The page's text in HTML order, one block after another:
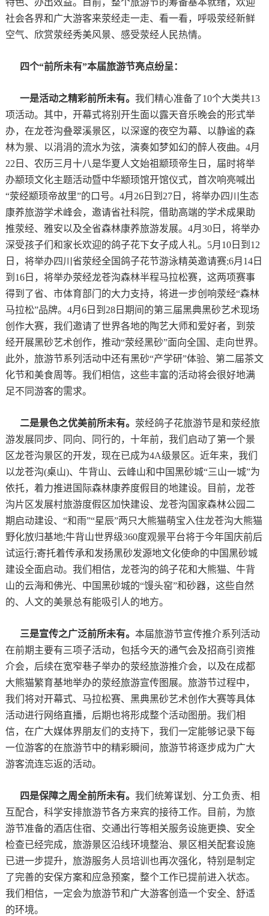
特色、办出效益。目前，整个旅游节的筹备基本就绪，欢迎
社会各界和广大游客来荥经走一走、看一看，呼吸荥经新鲜
空气、欣赏荥经秀美风景、感受荥经人民热情。
四个“前所未有”本届旅游节亮点纷呈：
一是活动之精彩前所未有。 我们精心准备了10个大类共13
项活动。其中，开幕式将别开生面以露天音乐晚会的形式举
办，在龙苍沟叠翠溪景区，以深邃的夜空为幕、以静谧的森
林为景、以涓涓的流水为弦，演奏如梦如幻的醉人夜曲。4月
22日、农历三月十八是华夏人文始祖颛顼帝生日，届时将举
办颛顼文化主题活动暨中华颛顼馆开馆仪式，首次响亮喊出
“荥经颛顼帝故里”的口号。4月26日到27日，将举办四川生态
康养旅游学术峰会，邀请省社科院，借助高端的学术成果助
推荥经、雅安以及全省森林康养旅游发展。4月30日，将举办
深受孩子们和家长欢迎的鸽子花下女子成人礼。5月10日到12
日，将举办四川省荥经全国鸽子花节游泳精英邀请赛;6月14日
到16日，将举办荥经龙苍沟森林半程马拉松赛，这两项赛事
得到了省、市体育部门的大力支持，将进一步创响荥经“森林
马拉松”品牌。4月6日到28日期间的第三届黑典黑砂艺术现场
创作大赛，我们邀请了世界各地的陶艺大师和爱好者，到荥
经开展黑砂艺术创作，推动“荥经黑砂”面向全国、走向世界。
此外，旅游节系列活动中还有黑砂“产学研”体验、第二届茶文
化节和美食周等。我们相信，这些丰富的活动将会很好地满
足不同游客的需求。
二是景色之优美前所未有。 荥经鸽子花旅游节是和荥经旅
游发展同步、同向、同行的，十年前，我们启动了第一个景
区龙苍沟景区的开发，现在已成为4A级景区。近年来，我们
以龙苍沟(桌山)、牛背山、云峰山和中国黑砂城“三山一城”为
依托，着力推进国际森林康养度假目的地建设。目前，龙苍
沟片区发展村旅游度假区加快建设、龙苍沟国家森林公园二
期启动建设、“和雨”“星辰”两只大熊猫萌宝入住龙苍沟大熊猫
野化放归基地;牛背山世界级360度观景平台将于今年国庆前后
试运行;寄托着传承和发扬黑砂发源地文化使命的中国黑砂城
建设全面启动。我们相信，龙苍沟的鸽子花和大熊猫、牛背
山的云海和佛光、中国黑砂城的“馒头窑”和砂器，这些自然
的、人文的美景总有能吸引人的地方。
三是宣传之广泛前所未有。 本届旅游节宣传推介系列活动
在前期主要有三项子活动，包括今天的通气会及招商引资推
介会，后续在宽窄巷子举办的荥经旅游推介会，以及在成都
大熊猫繁育基地举办的荥经旅游宣传图展。旅游节过程中，
我们将对开幕式、马拉松赛、黑典黑砂艺术创作大赛等具体
活动进行网络直播，后期也将形成整个活动图册。我们相
信，在广大媒体界朋友们的支持下，我们一定能够记录下每
一位游客的在旅游节中的精彩瞬间，旅游节将逐步成为广大
游客流连忘返的活动。
四是保障之周全前所未有。 我们统筹谋划、分工负责、相
互配合，科学安排旅游节各方来宾的接待工作。目前，为旅
游节准备的酒店住宿、交通出行等相关服务设施更换、安全
检查已经完成，旅游景区沿线环境整治、景区相关配套设施
已进一步提升，旅游服务人员培训也再次强化，特别是制定
了完善的安保方案和应急预案，整个工作已提前进入状态。
我们相信，一定会为旅游节和广大游客创造一个安全、舒适
的环境。